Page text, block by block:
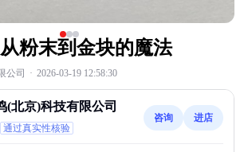
粉末到金块的魔法
公司 · 2026-03-19 12:58:30
(北京)科技有限公司
通过真实性核验
咨询 进店